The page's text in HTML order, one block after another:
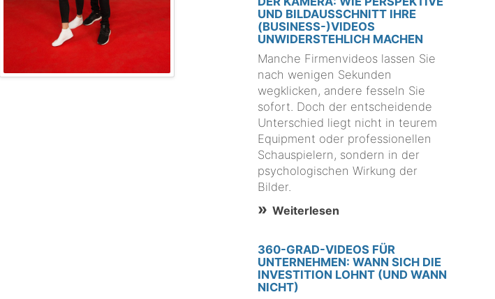
UND BILDAUSSCHNITT IHRE
(BUSINESS-)VIDEOS
UNWIDERSTEHLICH MACHEN
Manche Firmenvideos lassen Sie
nach wenigen Sekunden
wegklicken, andere fesseln Sie
sofort. Doch der entscheidende
Unterschied liegt nicht in teurem
Equipment oder professionellen
Schauspielern, sondern in der
psychologischen Wirkung der
Bilder.
Weiterlesen
360-GRAD-VIDEOS FÜR
UNTERNEHMEN: WANN SICH DIE
INVESTITION LOHNT (UND WANN
NICHT)